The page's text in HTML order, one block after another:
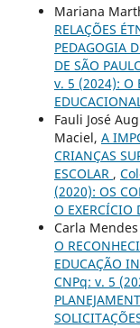
Mariana
RELAÇÕES
PEDAGOGIA
DE SÃO
v. 5 (2024): O
Fauli José
Maciel, A
CRIANÇAS
ESCOLAR ,
(2020): OS
O EXERCÍCIO
Carla
O
EDUCAÇÃO
CNPq: v. 5